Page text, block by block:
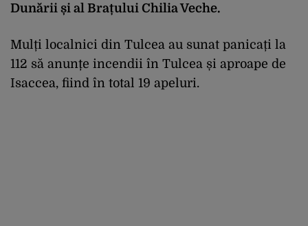
Dunării și al Brațului Chilia Veche.
Mulți localnici din Tulcea au sunat panicați la
112 să anunțe incendii în Tulcea și aproape de
Isaccea, fiind în total 19 apeluri.